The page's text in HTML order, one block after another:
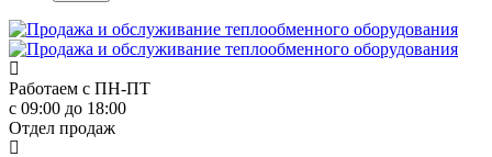
Работаем с ПН-ПТ
с 09:00 до 18:00
Отдел продаж